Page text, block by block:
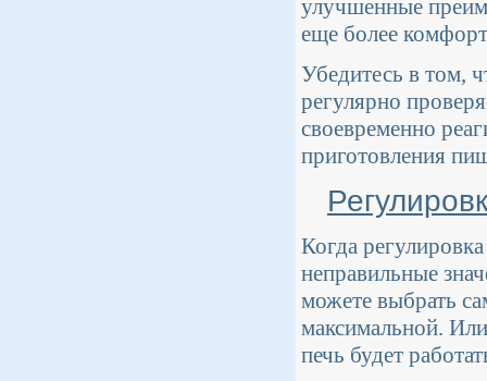
улучшенные
еще более
Убедитесь в том,
регулярно
своевременно
приготовления
Когда
неправильные
можете выбрать
максимальной.
печь будет